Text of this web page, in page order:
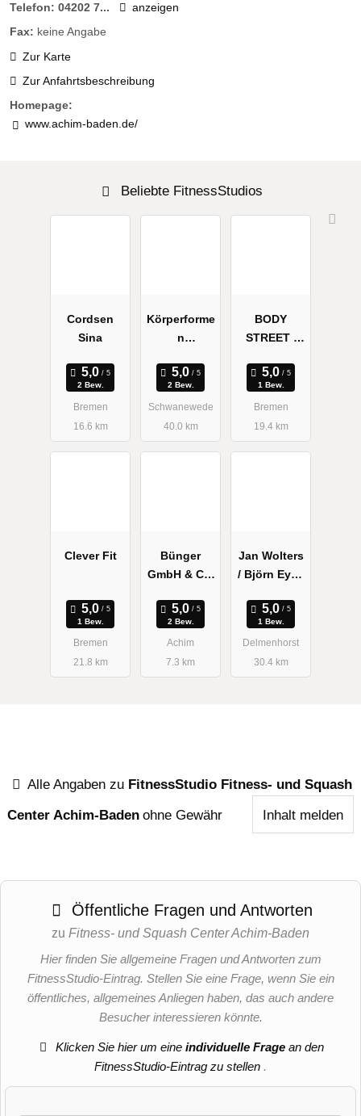
Telefon: 04202 7...
anzeigen
Fax: keine Angabe
Zur Karte
Zur Anfahrtsbeschreibung
Homepage:
www.achim-baden.de/
Beliebte FitnessStudios
Cordsen
Sina
2 Bew.
Bremen
16.6 km
Körperforme
n
de EMS
Studio
2 Bew.
Schwanewede
40.0 km
BODY
STREET |
Bahnhofsvo
rstadt | EMS
Training
1 Bew.
Bremen
19.4 km
Clever Fit
1 Bew.
Bremen
21.8 km
Bünger
GmbH & Co.
2 Bew.
Achim
7.3 km
Jan Wolters
/ Björn Eybe
Schröder-
Wolters
Physiothera
pie
1 Bew.
Delmenhorst
30.4 km
Alle Angaben zu FitnessStudio Fitness- und Squash
Center Achim-Baden ohne Gewähr Inhalt melden
Öffentliche Fragen und Antworten
zu Fitness- und Squash Center Achim-Baden
Hier finden Sie allgemeine Fragen und Antworten zum
FitnessStudio-Eintrag. Stellen Sie eine Frage, wenn Sie ein
öffentliches, allgemeines Anliegen haben, das auch andere
Besucher interessieren könnte.
Klicken Sie hier um eineindividuelle Frage an den
FitnessStudio-Eintrag zu stellen .